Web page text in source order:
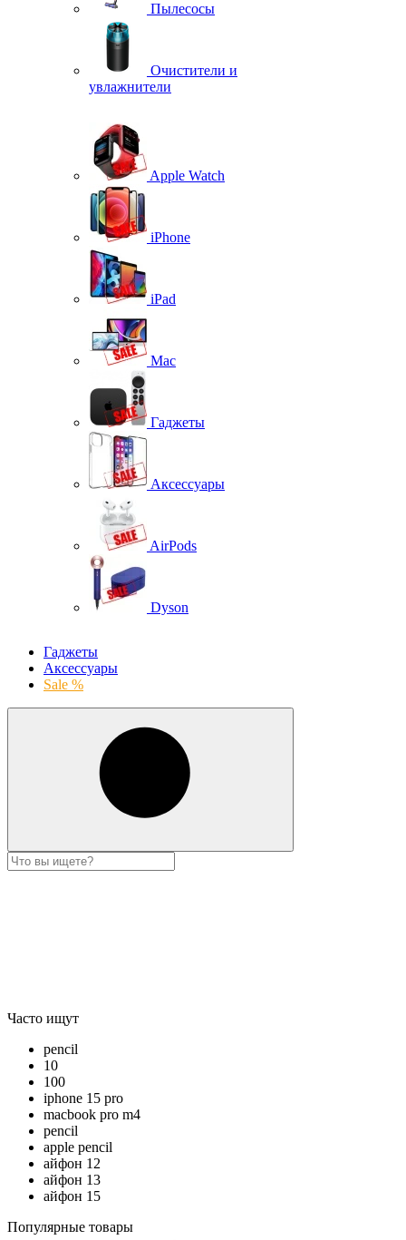
Пылесосы
Очистители и
увлажнители
Apple Watch
iPhone
iPad
Mac
Гаджеты
Аксессуары
AirPods
Dyson
Гаджеты
Аксессуары
Sale %
Часто ищут
pencil
10
100
iphone 15 pro
macbook pro m4
pencil
apple pencil
айфон 12
айфон 13
айфон 15
Популярные товары